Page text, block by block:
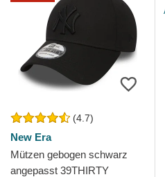
(4.7)
New Era
Mützen gebogen schwarz
angepasst 39THIRTY